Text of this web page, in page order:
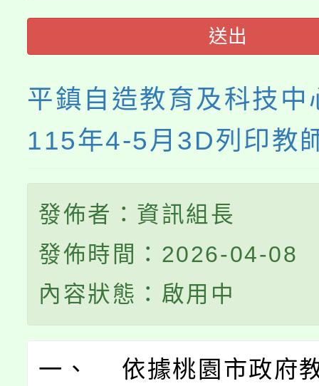
送出
平鎮自造教育及科技中
115年4-5月3D列印教
發佈者：資訊組長
發佈時間：2026-04-08
內容狀態：啟用中
一、 依據桃園市政府